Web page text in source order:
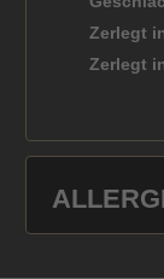
Zerlegt
Zerlegt